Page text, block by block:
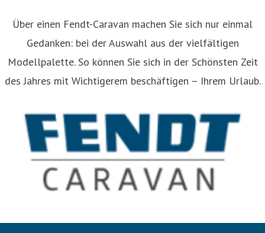
Über einen Fendt-Caravan machen Sie sich nur einmal
Gedanken: bei der Auswahl aus der vielfältigen
Modellpalette. So können Sie sich in der Schönsten Zeit
des Jahres mit Wichtigerem beschäftigen – Ihrem Urlaub.